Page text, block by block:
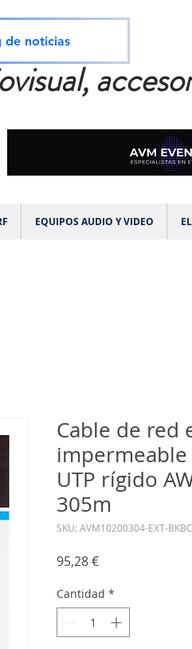
de noticias
EQUIPOS AUDIO Y VIDEO
Cable de red
impermeable
UTP rígido
305m
SKU: AVM10200304-EXT-
95,28 €Precio
Cantidad *